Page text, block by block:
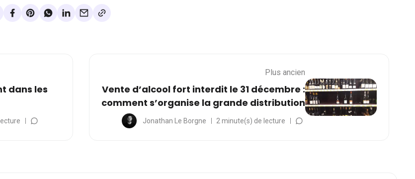
dans les
Plus ancien
Vente d’alcool fort interdit le 31 décembre :
comment s’organise la grande distribution
Jonathan Le Borgne 2 minute(s) de lecture